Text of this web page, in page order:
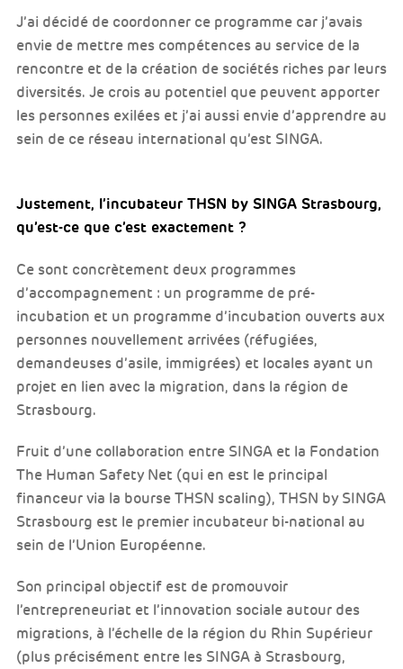
J’ai décidé de coordonner ce programme car j’avais
envie de mettre mes compétences au service de la
rencontre et de la création de sociétés riches par leurs
diversités. Je crois au potentiel que peuvent apporter
les personnes exilées et j’ai aussi envie d’apprendre au
sein de ce réseau international qu’est SINGA.
Justement, l’incubateur THSN by SINGA Strasbourg,
qu’est-ce que c’est exactement ?
Ce sont concrètement deux programmes
d’accompagnement : un programme de pré-
incubation et un programme d’incubation ouverts aux
personnes nouvellement arrivées (réfugiées,
demandeuses d’asile, immigrées) et locales ayant un
projet en lien avec la migration, dans la région de
Strasbourg.
Fruit d’une collaboration entre SINGA et la Fondation
The Human Safety Net (qui en est le principal
financeur via la bourse THSN scaling), THSN by SINGA
Strasbourg est le premier incubateur bi-national au
sein de l’Union Européenne.
Son principal objectif est de promouvoir
l’entrepreneuriat et l’innovation sociale autour des
migrations, à l’échelle de la région du Rhin Supérieur
(plus précisément entre les SINGA à Strasbourg,